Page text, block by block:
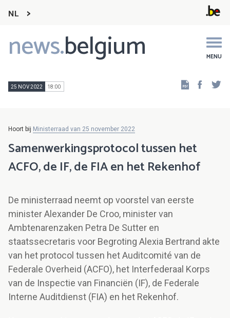
NL
news.belgium MENU
Main
navigation
25 NOV 2022 18:00
Hoort bij Ministerraad van 25 november 2022
Samenwerkingsprotocol tussen het
ACFO, de IF, de FIA en het Rekenhof
De ministerraad neemt op voorstel van eerste
minister Alexander De Croo, minister van
Ambtenarenzaken Petra De Sutter en
staatssecretaris voor Begroting Alexia Bertrand akte
van het protocol tussen het Auditcomité van de
Federale Overheid (ACFO), het Interfederaal Korps
van de Inspectie van Financiën (IF), de Federale
Interne Auditdienst (FIA) en het Rekenhof.